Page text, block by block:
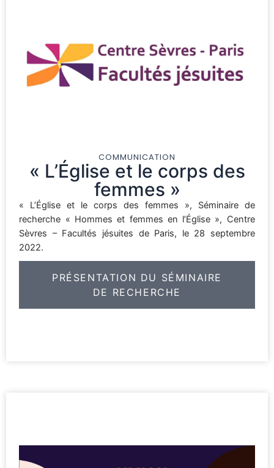
COMMUNICATION
« L’Église et le corps des
femmes »
« L’Église et le corps des femmes », Séminaire de
recherche « Hommes et femmes en l’Église », Centre
Sèvres – Facultés jésuites de Paris, le 28 septembre
2022.
PRÉSENTATION DU SÉMINAIRE
DE RECHERCHE